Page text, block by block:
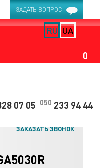
ЗАДАТЬ ВОПРОС
RU UA
0
07 05 050 233 94 44
ЗАКАЗАТЬ ЗВОНОК